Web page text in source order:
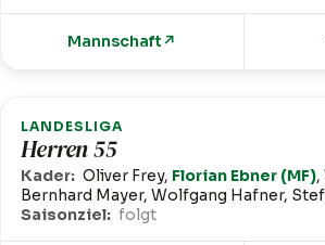
Mannschaft ↗
LANDESLIGA
Herren 55
Kader: Oliver Frey, Florian Ebner (MF)
Bernhard Mayer, Wolfgang Hafner,
Saisonziel: folgt